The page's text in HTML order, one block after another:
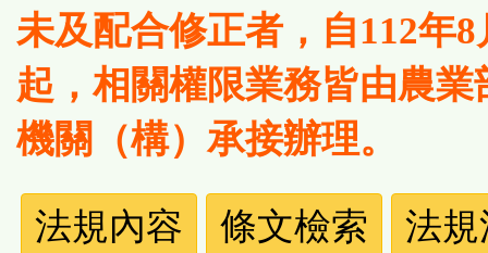
未及配合修正者，自112年8
起，相關權限業務皆由農業
機關（構）承接辦理。
法
法規內容 條文檢索 法